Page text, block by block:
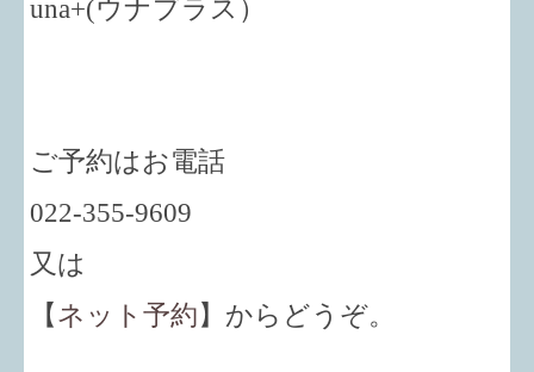
una+(ウナプラス）
ご予約はお電話
022-355-9609
又は
【 ネット予約 】からどうぞ。